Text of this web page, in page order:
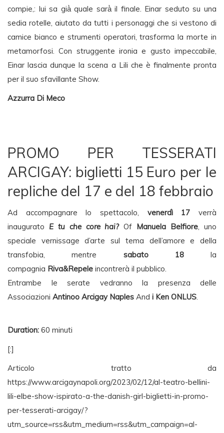
compie,: lui sa già̀ quale sarà̀ il finale. Einar seduto su una
sedia rotelle, aiutato da tutti i personaggi che si vestono di
camice bianco e strumenti operatori, trasforma la morte in
metamorfosi. Con struggente ironia e gusto impeccabile,
Einar lascia dunque la scena a Lili che è finalmente pronta
per il suo sfavillante Show.
Azzurra Di Meco
PROMO PER TESSERATI
ARCIGAY: biglietti 15 Euro per le
repliche del 17 e del 18 febbraio
Ad accompagnare lo spettacolo, venerdì 17 verrà
inaugurato E tu che core hai?Of Manuela Belfiore, uno
speciale vernissage d’arte sul tema dell’amore e della
transfobia, mentre sabato 18la
compagnia Riva&Repele incontrerà il pubblico.
Entrambe le serate vedranno la presenza delle
Associazioni Antinoo Arcigay Naples And i Ken ONLUS.
Duration: 60 minuti
[:]
Articolo tratto da
https://www.arcigaynapoli.org/2023/02/12/al-teatro-bellini-
lili-elbe-show-ispirato-a-the-danish-girl-biglietti-in-promo-
per-tesserati-arcigay/?
utm_source=rss&utm_medium=rss&utm_campaign=al-